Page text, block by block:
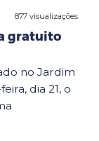
877 visualizações
gratuito
no Jardim
dia 21, o